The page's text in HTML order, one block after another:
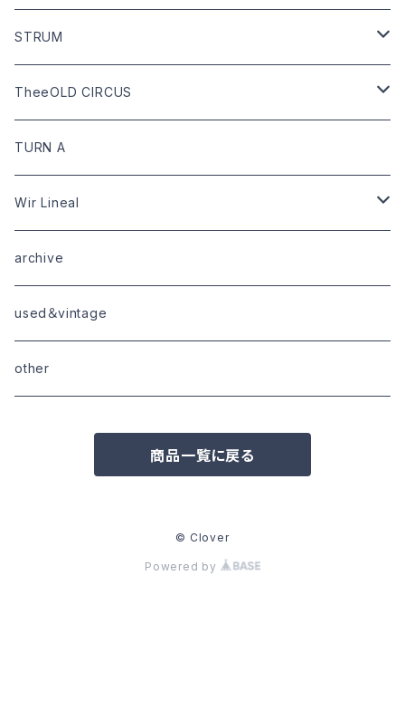
bottoms
goods
limited
shoes
bag
goods
leather
outer
tops
bottoms
goods
shoes
shoes
STRUM
leather
outer
tops
bottoms
boots・sneaker
goods
TheeOLD CIRCUS
leather
tops
outer
tops
bottoms
boots
TURN A
Wir Lineal
outer
tops
tops
bottoms
archive
used＆vintage
other
商品一覧に戻る
© Clover
Powered by